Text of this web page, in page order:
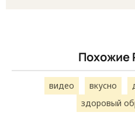
Похожие
видео вкусно
здоровый